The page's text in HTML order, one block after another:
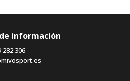
información
282 306